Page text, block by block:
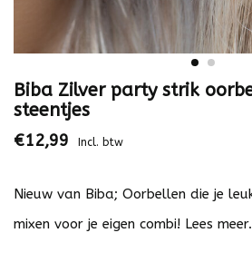
Biba Zilver party strik
steentjes
€12,99 Incl. btw
Nieuw van Biba; Oorbellen die je
mixen voor je eigen combi! Lees